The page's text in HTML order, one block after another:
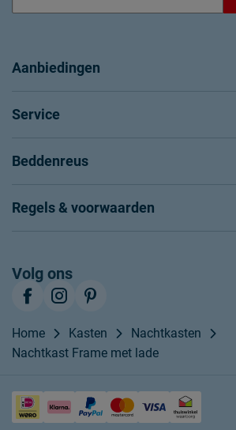
Aanbiedingen
Service
Beddenreus
Regels & voorwaarden
Volg ons
Home Kasten
Nachtkasten
Nachtkast Frame met lade